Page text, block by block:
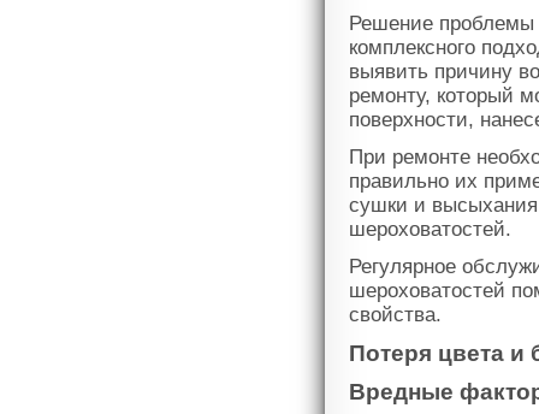
Решение проблемы
комплексного
выявить причину
ремонту, который
поверхности,
При ремонте
правильно их
сушки и
шероховатостей.
Регулярное
шероховатостей
свойства.
Потеря цвета и
Вредные